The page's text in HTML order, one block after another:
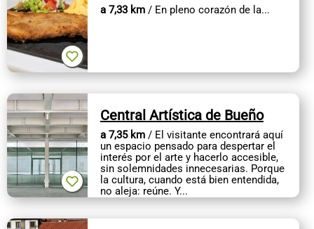
a 7,33 km / En pleno corazón de la...
Central Artística de Bueño
a 7,35 km / El visitante encontrará aquí
un espacio pensado para despertar el
interés por el arte y hacerlo accesible,
sin solemnidades innecesarias. Porque
la cultura, cuando está bien entendida,
no aleja: reúne. Y...